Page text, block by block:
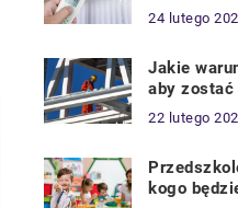
24 lutego
Jakie
aby zostać
22 lutego
kogo